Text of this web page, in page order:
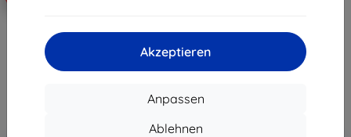
Akzeptieren
Anpassen
Ablehnen